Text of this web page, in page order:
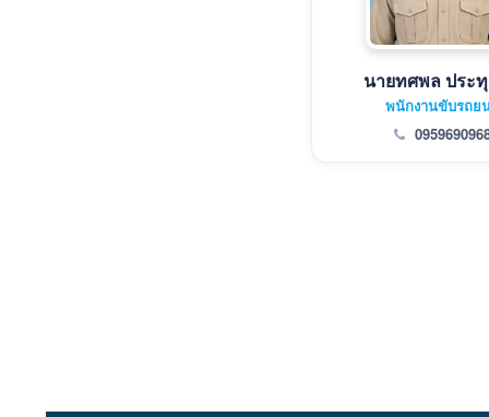
นายทศพล ประ
พนักงานขับรถย